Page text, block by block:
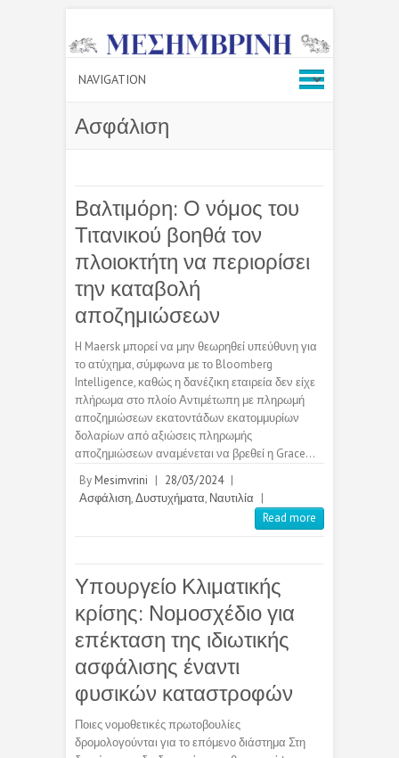
Ασφάλιση
Βαλτιμόρη: Ο νόμος του
Τιτανικού βοηθά τον
πλοιοκτήτη να περιορίσει
την καταβολή
αποζημιώσεων
H Maersk μπορεί να μην θεωρηθεί υπεύθυνη για
το ατύχημα, σύμφωνα με το Bloomberg
Intelligence, καθώς η δανέζικη εταιρεία δεν είχε
πλήρωμα στο πλοίο Αντιμέτωπη με πληρωμή
αποζημιώσεων εκατοντάδων εκατομμυρίων
δολαρίων από αξιώσεις πληρωμής
αποζημιώσεων αναμένεται να βρεθεί η Grace…
By Mesimvrini | 28/03/2024 |
Ασφάλιση,Δυστυχήματα, Ναυτιλία |
Read more
Υπουργείο Κλιματικής
κρίσης: Νομοσχέδιο για
επέκταση της ιδιωτικής
ασφάλισης έναντι
φυσικών καταστροφών
Ποιες νομοθετικές πρωτοβουλίες
δρομολογούνται για το επόμενο διάστημα Στη